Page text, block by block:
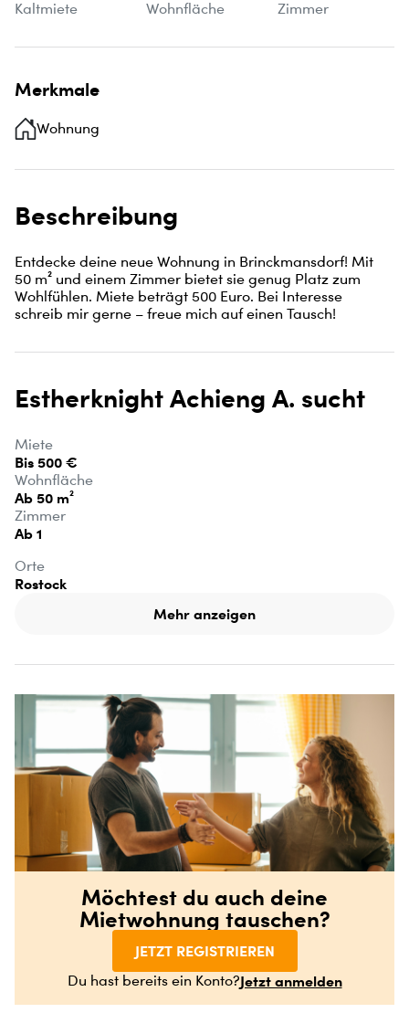
Kaltmiete Wohnfläche Zimmer
Merkmale
Wohnung
Beschreibung
Entdecke deine neue Wohnung in Brinckmansdorf! Mit
50 m² und einem Zimmer bietet sie genug Platz zum
Wohlfühlen. Miete beträgt 500 Euro. Bei Interesse
schreib mir gerne – freue mich auf einen Tausch!
Estherknight Achieng A. sucht
Miete
Bis 500 €
Wohnfläche
Ab 50 m²
Zimmer
Ab 1
Orte
Rostock
Mehr anzeigen
Möchtest du auch deine
Mietwohnung tauschen?
JETZT REGISTRIEREN
Du hast bereits ein Konto?Jetzt anmelden